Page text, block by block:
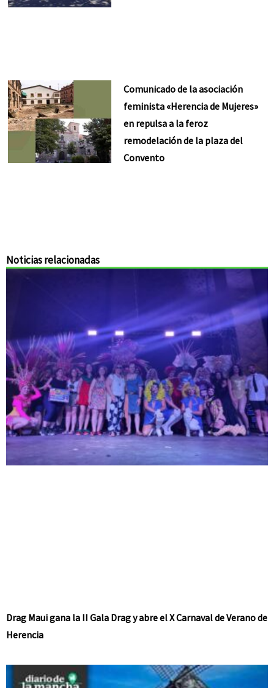
Comunicado de la asociación
feminista «Herencia de Mujeres»
en repulsa a la feroz
remodelación de la plaza del
Convento
Noticias relacionadas
Drag Maui gana la II Gala Drag y abre el X Carnaval de Verano de
Herencia